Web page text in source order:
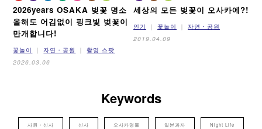
2026years OSAKA 벚꽃 명소
올해도 어김없이 핑크빛 벚꽃이
만개합니다!
꽃놀이 자연・공원
촬영 스팟
2026.03.06
세상의 모든 벚꽃이 오사카에?!
인기 꽃놀이
자연・공원
2019.04.09
Keywords
사원・신사 신사 오사카명물 일본과자 Night Life